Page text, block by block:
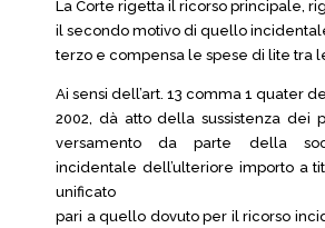
La Corte rigetta il ricorso principale,
il secondo motivo di quello
terzo e compensa le spese di lite tra
Ai sensi dell’art. 13 comma 1 quater
2002, dà atto della sussistenza dei
versamento da parte della
incidentale dell’ulteriore importo a
unificato
pari a quello dovuto per il ricorso